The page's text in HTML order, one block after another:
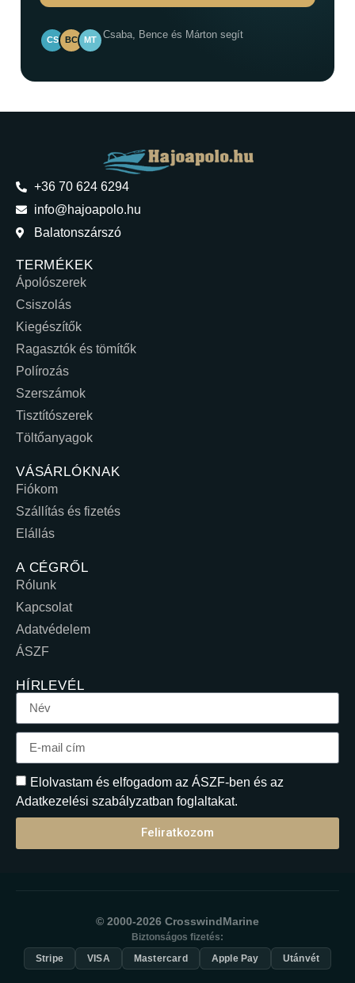
CS BC MT Csaba, Bence és Márton segít
+36 70 624 6294
info@hajoapolo.hu
Balatonszárszó
TERMÉKEK
Ápolószerek
Csiszolás
Kiegészítők
Ragasztók és tömítők
Polírozás
Szerszámok
Tisztítószerek
Töltőanyagok
VÁSÁRLÓKNAK
Fiókom
Szállítás és fizetés
Elállás
A CÉGRŐL
Rólunk
Kapcsolat
Adatvédelem
ÁSZF
HÍRLEVÉL
Elolvastam és elfogadom az ÁSZF-ben és az
Adatkezelési szabályzatban foglaltakat.
Feliratkozom
© 2000-2026 CrosswindMarine
Biztonságos fizetés:
Stripe
VISA Mastercard Apple Pay Utánvét